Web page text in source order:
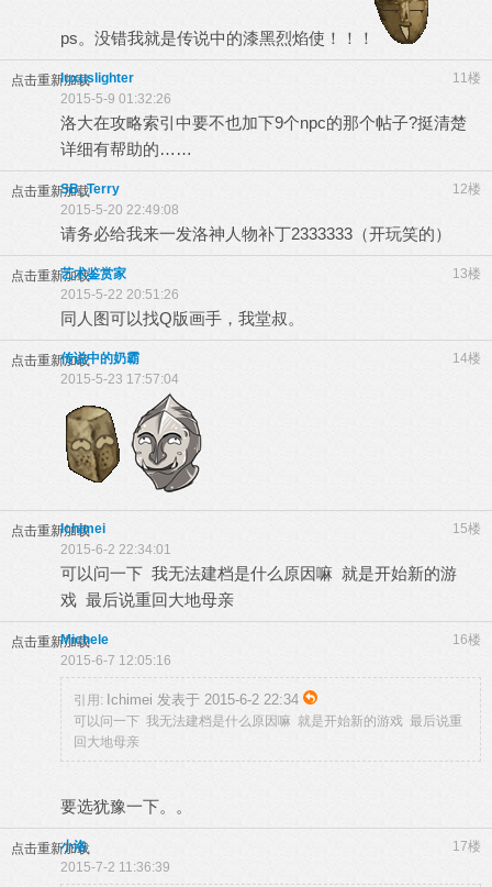
ps。没错我就是传说中的漆黑烈焰使！！！
点击重新加载 11楼
luxuslighter
2015-5-9 01:32:26
洛大在攻略索引中要不也加下9个npc的那个帖子?挺清楚
详细有帮助的……
点击重新加载 12楼
SB_Terry
2015-5-20 22:49:08
请务必给我来一发洛神人物补丁2333333（开玩笑的）
点击重新加载 13楼
艺术鉴赏家
2015-5-22 20:51:26
同人图可以找Q版画手，我堂叔。
点击重新加载 14楼
传说中的奶霸
2015-5-23 17:57:04
点击重新加载 15楼
Ichimei
2015-6-2 22:34:01
可以问一下 我无法建档是什么原因嘛 就是开始新的游
戏 最后说重回大地母亲
点击重新加载 16楼
Michele
2015-6-7 12:05:16
引用: Ichimei 发表于 2015-6-2 22:34
可以问一下 我无法建档是什么原因嘛 就是开始新的游戏 最后说重
回大地母亲
要选犹豫一下。。
点击重新加载 17楼
小洛
2015-7-2 11:36:39